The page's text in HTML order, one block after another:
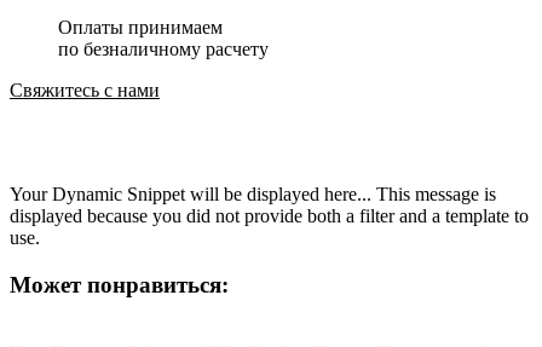
Оплаты принимаем
по безналичному расчету
Свяжитесь с нами
Your Dynamic Snippet will be displayed here... This message is
displayed because you did not provide both a filter and a template to
use.
Может понравиться: